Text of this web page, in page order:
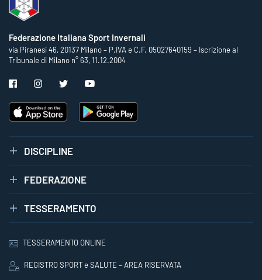
Federazione Italiana Sport Invernali
via Piranesi 46, 20137 Milano – P.IVA e C.F. 05027640159 – Iscrizione al
Tribunale di Milano n° 63, 11.12.2004
DISCIPLINE
FEDERAZIONE
TESSERAMENTO
TESSERAMENTO ONLINE
REGISTRO SPORT e SALUTE – AREA RISERVATA